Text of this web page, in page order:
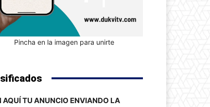
Pincha en la imagen para unirte
AQUÍ TU ANUNCIO ENVIANDO LA